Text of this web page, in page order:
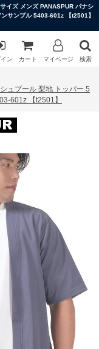
イズ メンズ PANASPUR パナシ
サンブル 5403-601z 【t2501】
ン カート マイページ 検索
ュプール 梨地 トッパー 5
601z 【t2501】